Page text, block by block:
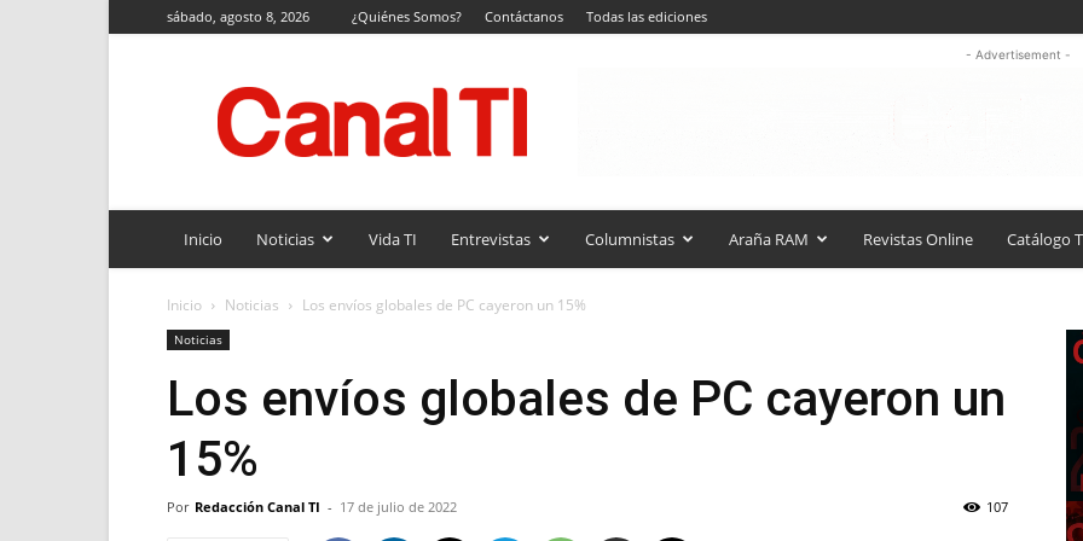
sábado, agosto 8, 2026 ¿Quiénes Somos? Contáctanos Todas las ediciones
TI
- Advertisement -
Inicio Noticias Vida TI Entrevistas Columnistas Araña RAM Revistas Online Catálogo
Inicio Noticias Los envíos globales de PC cayeron un 15%
Noticias
Los envíos globales de PC cayeron un
15%
Por Redacción Canal TI - 17 de julio de 2022 107